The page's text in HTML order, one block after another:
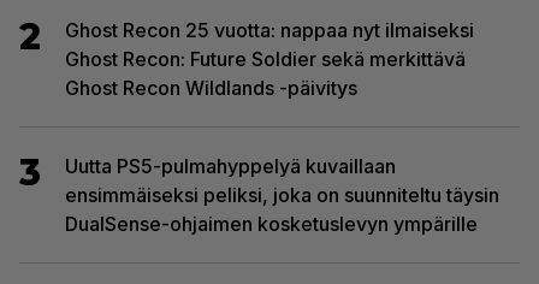
2
Ghost Recon 25 vuotta: nappaa nyt ilmaiseksi
Ghost Recon: Future Soldier sekä merkittävä
Ghost Recon Wildlands -päivitys
3
Uutta PS5-pulmahyppelyä kuvaillaan
ensimmäiseksi peliksi, joka on suunniteltu täysin
DualSense-ohjaimen kosketuslevyn ympärille